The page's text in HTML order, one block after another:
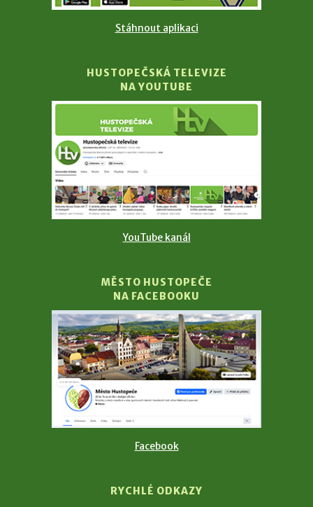
Stáhnout aplikaci
HUSTOPEČSKÁ TELEVIZE
NA YOUTUBE
YouTube kanál
MĚSTO HUSTOPEČE
NA FACEBOOKU
Facebook
RYCHLÉ ODKAZY